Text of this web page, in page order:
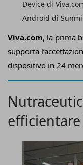
Viva.com, la prima
supporta
dispositivo in 24
dell’ecosistema
tecnologia di
gamma di dispositivi
Device di
Android di Sunmi